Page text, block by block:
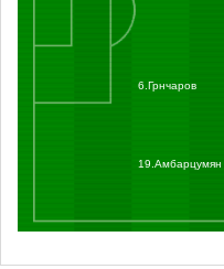
19.Амбарцумян
6.Грнчаров